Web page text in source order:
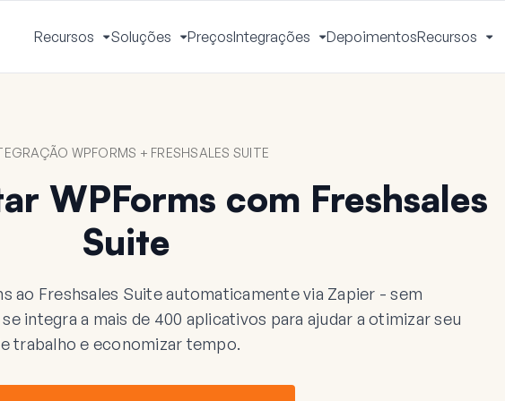
Recursos
Alternar
Menu
Soluções
Alternar
Menu
PreçosIntegrações
Alternar
Menu
DepoimentosRecursos
WPFORMS + FRESHSALES SUITE
WPForms com Freshsales
Suite
ao Freshsales Suite automaticamente via Zapier - sem
integra a mais de 400 aplicativos para ajudar a otimizar seu
trabalho e economizar tempo.